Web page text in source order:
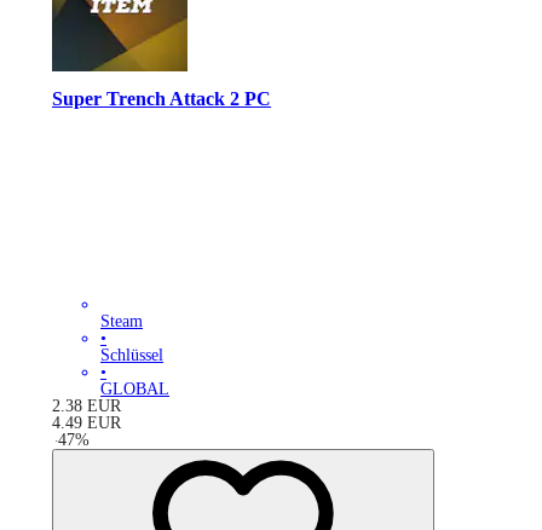
Super Trench Attack 2 PC
Steam
•
Schlüssel
•
GLOBAL
2.38 EUR
4.49 EUR
-47%